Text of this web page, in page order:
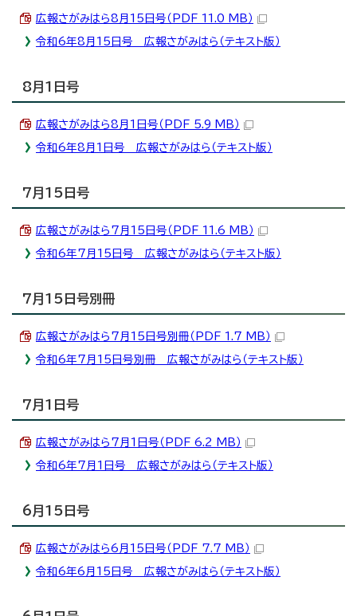
広報さがみはら8月15日号（PDF 11.0 MB）
令和6年8月15日号 広報さがみはら（テキスト版）
8月1日号
広報さがみはら8月1日号（PDF 5.9 MB）
令和6年8月1日号 広報さがみはら（テキスト版）
7月15日号
広報さがみはら7月15日号（PDF 11.6 MB）
令和6年7月15日号 広報さがみはら（テキスト版）
7月15日号別冊
広報さがみはら7月15日号別冊（PDF 1.7 MB）
令和6年7月15日号別冊 広報さがみはら（テキスト版）
7月1日号
広報さがみはら7月1日号（PDF 6.2 MB）
令和6年7月1日号 広報さがみはら（テキスト版）
6月15日号
広報さがみはら6月15日号（PDF 7.7 MB）
令和6年6月15日号 広報さがみはら（テキスト版）